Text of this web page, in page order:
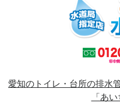
愛知のトイレ・台所の排水
「あ